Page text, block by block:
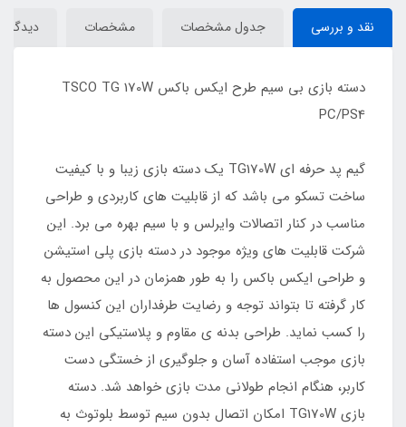
نقد و بررسی جدول مشخصات مشخصات
دسته بازی بی سیم طرح ایکس باکس TSCO TG 170W
PC/PS4
گیم پد حرفه ای TG170W یک دسته بازی زیبا و با کیفیت
ساخت تسکو می باشد که از قابلیت های کاربردی و طراحی
مناسب در کنار اتصالات وایرلس و با سیم بهره می برد. این
شرکت قابلیت های ویژه موجود در دسته بازی پلی استیشن
و طراحی ایکس باکس را به طور همزمان در این محصول به
کار گرفته تا بتواند توجه و رضایت طرفداران این کنسول ها
را کسب نماید. طراحی بدنه ی مقاوم و پلاستیکی این دسته
بازی موجب استفاده آسان و جلوگیری از خستگی دست
کاربر، هنگام انجام طولانی مدت بازی خواهد شد. دسته
بازی TG170W امکان اتصال بدون سیم توسط بلوتوث به